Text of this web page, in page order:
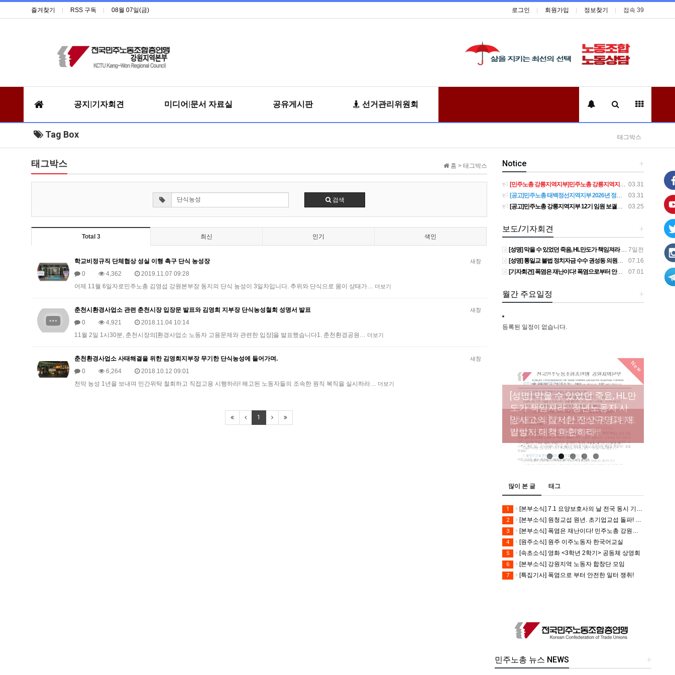
즐겨찾기 RSS 구독 08월 07일(금) 로그인 회원가입 정보찾기 접속 39
공지|기자회견 미디어|문서 자료실 공유게시판 선거관리위원회
Tag Box 태그박스
홈 > 태그박스
태그박스
검색
Total 3 최신 인기 색인
새창
학교비정규직 단체협상 성실 이행 촉구 단식 농성장
0
4,362
2019.11.07 09:28
어제 11월 6일자로민주노총 김영섭 강원본부장 동지의 단식 농성이 3일차입니다. 추위와 단식으로 몸이 상태가… 더보기
새창
춘천시환경사업소 관련 춘천시장 입장문 발표와 김영희 지부장 단식농성철회 성명서 발표
0
4,921
2018.11.04 10:14
11월 2일 1시30분, 춘천시장의[환경사업소 노동자 고용문제와 관련한 입장]을 발표했습니다1. 춘천환경공원… 더보기
새창
춘천환경사업소 사태해결을 위한 김영희지부장 무기한 단식농성에 들어가며.
0
6,264
2018.10.12 09:01
천막 농성 1년을 보내며 민간위탁 철회하고 직접고용 시행하라! 해고된 노동자들의 조속한 원직 복직을 실시하라… 더보기
1
+
Notice
03.31
[민주노총 강릉지역지부]민주노총 강릉지역지부 제12기 임원 보궐선거결과 공고
03.31
[공고]민주노총 태백정선지역지부 2026년 정기 대의원대회 재소집 건
03.25
[공고]민주노총 강릉지역지부 12기 임원 보궐선거 후보자 확정 공고
+
보도/기자회견
7일전
[성명] 막을 수 있었던 죽음, HL만도가 책임져라 : 청년노동자 사망사고의 철저한 진상규명과 재발방지 대책 마련하라
07.16
[성명] 통일교 불법 정치자금 수수 권성동 의원직 상실, 사필귀정이다
07.01
[기자회견] 폭염은 재난이다! 폭염으로부터 안전한 일터를 위한 민주노총 강원지역본부 폭염감시단 선포 기자회견
+
월간 주요일정
등록된 일정이 없습니다.
New
[성명] 막을 수 있었던 죽음, HL만
도가 책임져라 : 청년노동자 사
망사고의 철저한 진상규명과 재
발방지 대책 마련하라
[산별소식] 건설산업연맹 플랜트
건설노조 강원충북지부
[강릉,속초,원주,춘천] 폭염감시
단 사업 이모저모
[조합원☆인터뷰] 서비스연맹 전
국학교비정규직노동조합 강원
지부 김유미 춘천지회장
[본부소식] 강원지역 노동자 합
창단 모임
많이 본 글 태그
1 [본부소식] 7.1 요양보호사의 날 전국 동시 기자회견
2 [본부소식] 원청교섭 원년. 초기업교섭 돌파! 모든 노동자의 노동기본권 쟁취! 민주노총 7.15 총파업대회
3 [본부소식] 폭염은 재난이다! 민주노총 강원지역본부 폭염감시단 선포 기자회견
4 [원주소식] 원주 이주노동자 한국어교실
5 [속초소식] 영화 <3학년 2학기> 공동체 상영회
6 [본부소식] 강원지역 노동자 합창단 모임
7 [특집기사] 폭염으로 부터 안전한 일터 쟁취!
+
민주노총 뉴스 NEWS